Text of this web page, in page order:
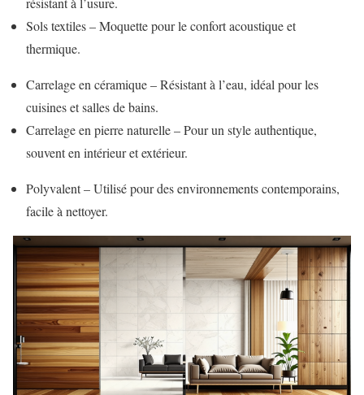
Sols textiles – Moquette pour le confort acoustique et
thermique.
Carrelage en céramique – Résistant à l’eau, idéal pour les
cuisines et salles de bains.
Carrelage en pierre naturelle – Pour un style authentique,
souvent en intérieur et extérieur.
Polyvalent – Utilisé pour des environnements contemporains,
facile à nettoyer.